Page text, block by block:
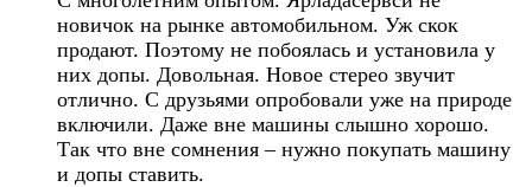
новичок на рынке автомобильном. Уж скок
продают. Поэтому не побоялась и установила у
них допы. Довольная. Новое стерео звучит
отлично. С друзьями опробовали уже на природе
включили. Даже вне машины слышно хорошо.
Так что вне сомнения – нужно покупать машину
и допы ставить.